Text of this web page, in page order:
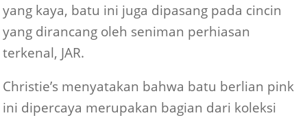
yang kaya, batu ini juga dipasang pada cincin
yang dirancang oleh seniman perhiasan
terkenal, JAR.
Christie’s menyatakan bahwa batu berlian pink
ini dipercaya merupakan bagian dari koleksi